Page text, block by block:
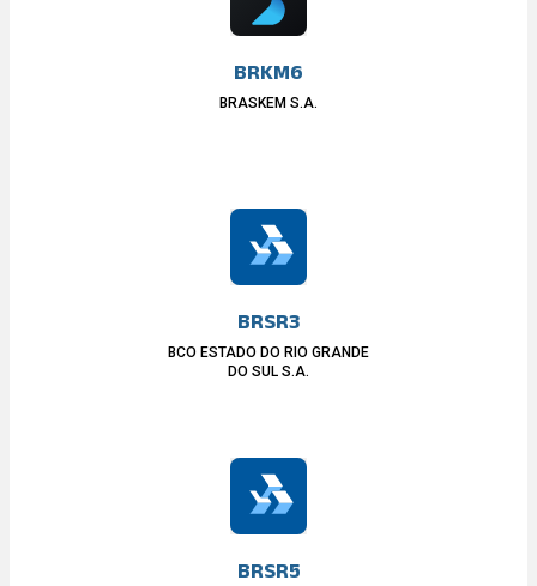
BRKM6
BRASKEM S.A.
BRSR3
BCO ESTADO DO RIO GRANDE
DO SUL S.A.
BRSR5